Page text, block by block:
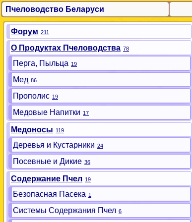
Пчеловодство Беларуси
Форум 211
О Продуктах Пчеловодства 78
Перга, Пыльца 19
Мед 86
Прополис 19
Медовые Напитки 17
Медоносы 119
Деревья и Кустарники 24
Посевные и Дикие 36
Содержание Пчел 19
Безопасная Пасека 1
Системы Содержания Пчел 6